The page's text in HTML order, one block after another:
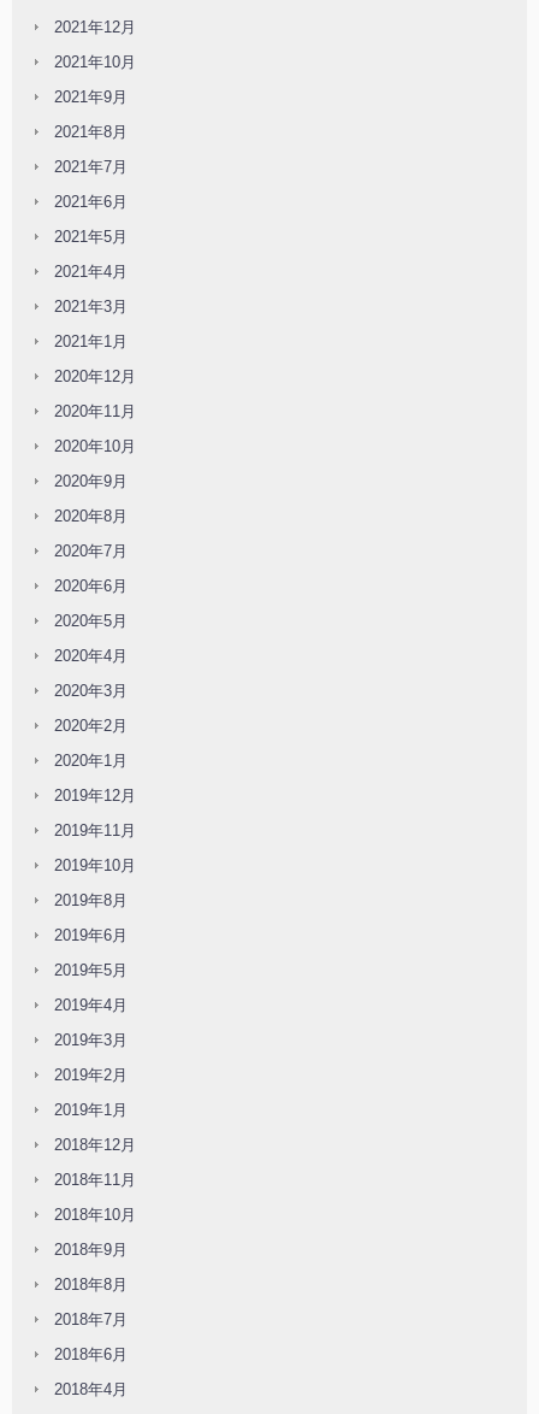
2021年12月
2021年10月
2021年9月
2021年8月
2021年7月
2021年6月
2021年5月
2021年4月
2021年3月
2021年1月
2020年12月
2020年11月
2020年10月
2020年9月
2020年8月
2020年7月
2020年6月
2020年5月
2020年4月
2020年3月
2020年2月
2020年1月
2019年12月
2019年11月
2019年10月
2019年8月
2019年6月
2019年5月
2019年4月
2019年3月
2019年2月
2019年1月
2018年12月
2018年11月
2018年10月
2018年9月
2018年8月
2018年7月
2018年6月
2018年4月